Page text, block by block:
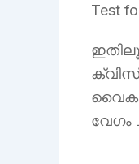
Test
വേഗം